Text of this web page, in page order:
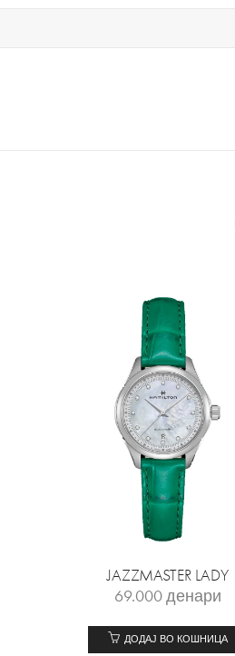
JAZZMASTER LADY
69.000денари
ДОДАЈ ВО КОШНИЦА